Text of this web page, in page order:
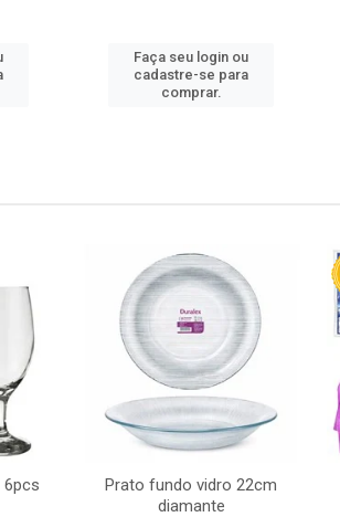
Faça seu login ou
cadastre-se para
comprar.
6pcs
Prato fundo vidro 22cm
diamante